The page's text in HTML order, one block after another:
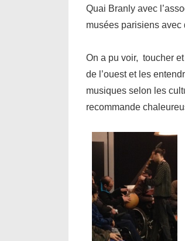
Quai Branly avec
musées parisiens avec
On a pu voir, toucher
de l’ouest et les
musiques selon les
recommande